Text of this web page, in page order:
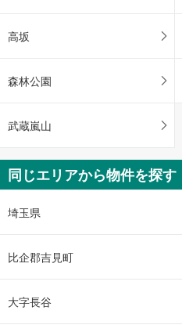
高坂
森林公園
武蔵嵐山
同じエリアから物件を探す
埼玉県
比企郡吉見町
大字長谷